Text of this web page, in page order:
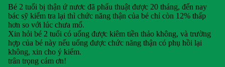
Bé 2 tuổi bị thận ứ nươc đã phẩu thuật được 20 tháng, đến nay
bác sỹ kiểm tra lại thì chức năng thận của bé chỉ còn 12% thấp
hơn so với lúc chưa mổ.
Xin hỏi bé 2 tuổi có uống được kiêm tiền thảo không, và trường
hợp của bé này nếu uống được chức năng thận có phụ hồi lại
không, xin cho ý kiếm.
trân trọng cám ơn!